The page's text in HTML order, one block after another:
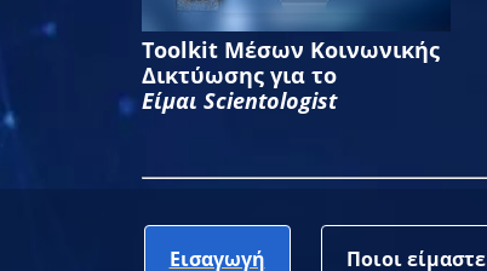
Toolkit Μέσων Κοινωνικής
Δικτύωσης για το
Είμαι Scientologist
Εισαγωγή Ποιοι είμαστε